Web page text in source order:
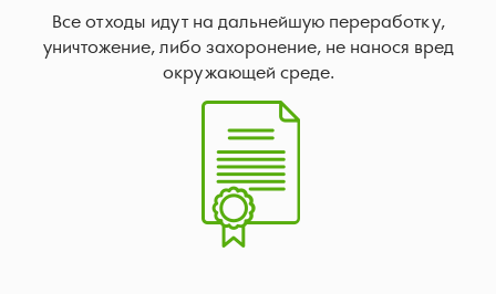
Все отходы идут на дальнейшую переработку,
уничтожение, либо захоронение, не нанося вред
окружающей среде.